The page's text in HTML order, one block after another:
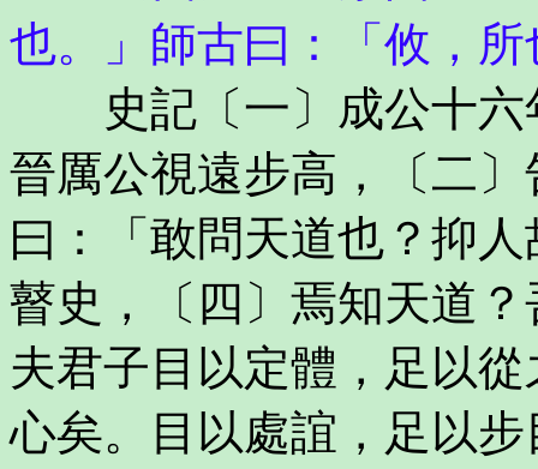
也。」師古曰：「攸，
史記〔一〕成公十六
晉厲公視遠步高，〔二
曰：「敢問天道也？抑
瞽史，〔四〕焉知天道
夫君子目以定體，足以
心矣。目以處誼，足以